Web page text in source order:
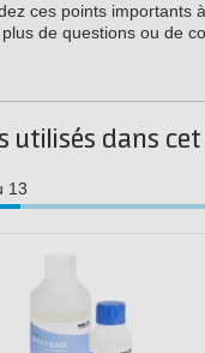
ces points importants
de questions ou de
utilisés dans
13